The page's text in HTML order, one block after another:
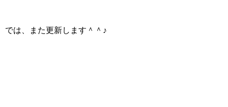
では、また更新します＾＾♪